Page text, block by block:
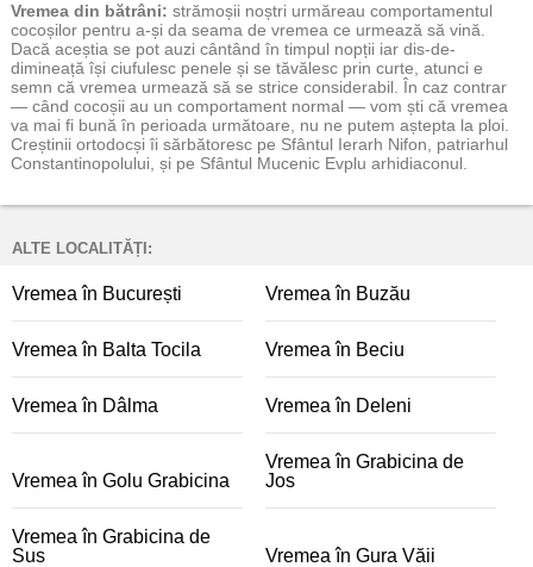
Vremea din bătrâni: strămoșii noștri urmăreau comportamentul
cocoșilor pentru a-și da seama de vremea ce urmează să vină.
Dacă aceștia se pot auzi cântând în timpul nopții iar dis-de-
dimineață își ciufulesc penele și se tăvălesc prin curte, atunci e
semn că vremea urmează să se strice considerabil. În caz contrar
— când cocoșii au un comportament normal — vom ști că vremea
va mai fi bună în perioada următoare, nu ne putem aștepta la ploi.
Creștinii ortodocși îi sărbătoresc pe Sfântul Ierarh Nifon, patriarhul
Constantinopolului, și pe Sfântul Mucenic Evplu arhidiaconul.
ALTE LOCALITĂȚI:
Vremea în București Vremea în Buzău
Vremea în Balta Tocila Vremea în Beciu
Vremea în Dâlma Vremea în Deleni
Vremea în Golu Grabicina
Vremea în Grabicina de
Jos
Vremea în Grabicina de
Sus
Vremea în Gura Văii